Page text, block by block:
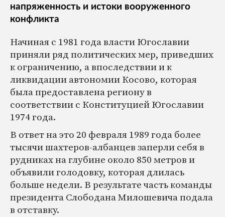
напряженность и истоки вооруженного
конфликта
Начиная с 1981 года власти Югославии
приняли ряд политических мер, приведших
к ограничению, а впоследствии и к
ликвидации автономии Косово, которая
была предоставлена региону в
соответствии с Конституцией Югославии
1974 года.
В ответ на это 20 февраля 1989 года более
тысячи шахтеров-албанцев заперли себя в
рудниках на глубине около 850 метров и
объявили голодовку, которая длилась
больше недели. В результате часть команды
президента Слободана Милошевича подала
в отставку.